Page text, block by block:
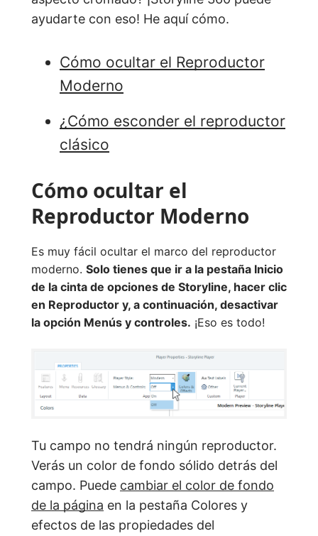
ayudarte con eso! He aquí cómo.
Cómo ocultar el Reproductor
Moderno
¿Cómo esconder el reproductor
clásico
Cómo ocultar el
Reproductor Moderno
Es muy fácil ocultar el marco del reproductor
moderno. Solo tienes que ir a la pestaña Inicio
de la cinta de opciones de Storyline, hacer clic
en Reproductor y, a continuación, desactivar
la opción Menús y controles. ¡Eso es todo!
Tu campo no tendrá ningún reproductor.
Verás un color de fondo sólido detrás del
campo. Puede cambiar el color de fondo
de la página en la pestaña Colores y
efectos de las propiedades del